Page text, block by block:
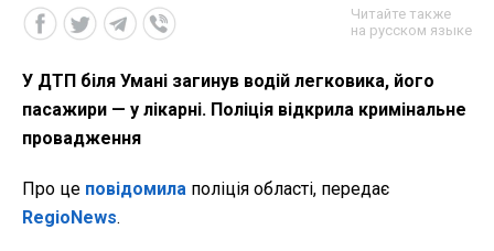
Читайте также
на русском языке
У ДТП біля Умані загинув водій легковика, його
пасажири — у лікарні. Поліція відкрила кримінальне
провадження
Про це повідомила поліція області, передає
RegioNews.